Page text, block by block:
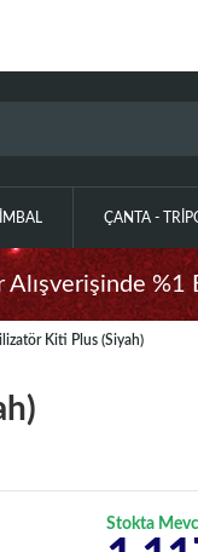
ÇANTA -
Alışverişinde %1
Kiti Plus (Siyah)
Stokta